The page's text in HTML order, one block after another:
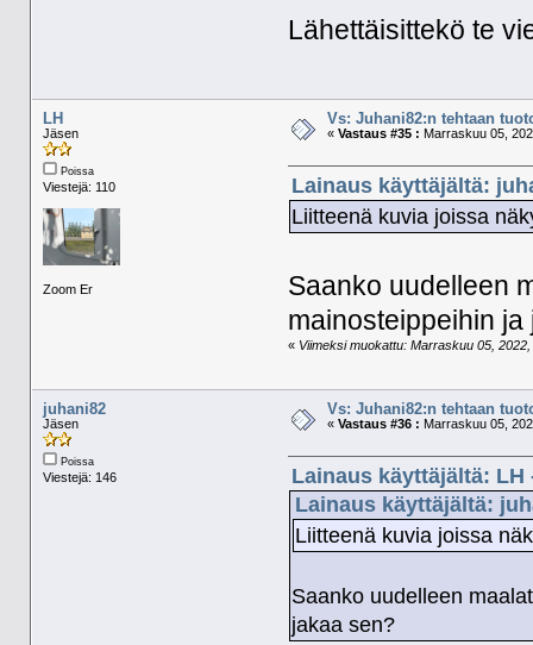
Lähettäisittekö te
LH
Jäsen
Poissa
Viestejä: 110
Zoom Er
Vs: Juhani82:n tehtaan
« Vastaus #35 : Marraskuu 05,
Lainaus käyttäjältä:
Liitteenä kuvia joissa
Saanko uudelleen
mainosteippeihin ja
« Viimeksi muokattu: Marraskuu 05,
juhani82
Jäsen
Poissa
Viestejä: 146
Vs: Juhani82:n tehtaan
« Vastaus #36 : Marraskuu 05,
Lainaus käyttäjältä: LH
Lainaus käyttäjältä:
Liitteenä kuvia joissa
Saanko uudelleen
jakaa sen?